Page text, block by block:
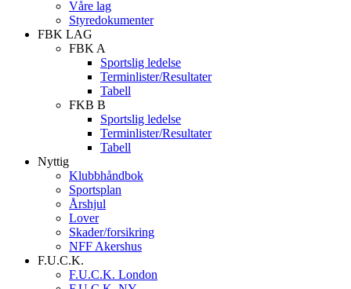
Våre lag
Styredokumenter
FBK LAG
FBK A
Sportslig ledelse
Terminlister/Resultater
Tabell
FKB B
Sportslig ledelse
Terminlister/Resultater
Tabell
Nyttig
Klubbhåndbok
Sportsplan
Årshjul
Lover
Skader/forsikring
NFF Akershus
F.U.C.K.
F.U.C.K. London